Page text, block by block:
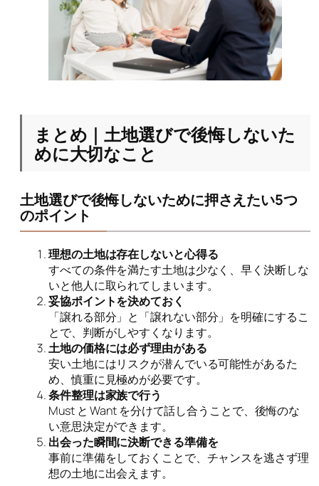
まとめ｜土地選びで後悔しないた
めに大切なこと
土地選びで後悔しないために押さえたい5つ
のポイント
理想の土地は存在しないと心得る
すべての条件を満たす土地は少なく、早く決断しな
いと他人に取られてしまいます。
妥協ポイントを決めておく
「譲れる部分」と「譲れない部分」を明確にするこ
とで、判断がしやすくなります。
土地の価格には必ず理由がある
安い土地にはリスクが潜んでいる可能性があるた
め、慎重に見極めが必要です。
条件整理は家族で行う
Must と Want を分けて話し合うことで、後悔のな
い意思決定ができます。
出会った瞬間に決断できる準備を
事前に準備をしておくことで、チャンスを逃さず理
想の土地に出会えます。